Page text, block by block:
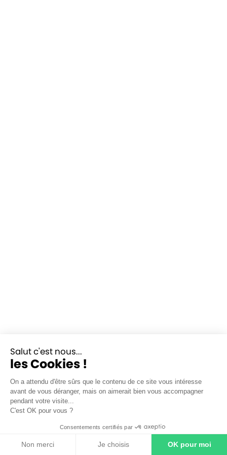
Salut c'est nous...
les Cookies !
On a attendu d'être sûrs que le contenu de ce site vous intéresse
avant de vous déranger, mais on aimerait bien vous accompagner
pendant votre visite...
C'est OK pour vous ?
Consentements certifiés par
Non merci Je choisis OK pour moi